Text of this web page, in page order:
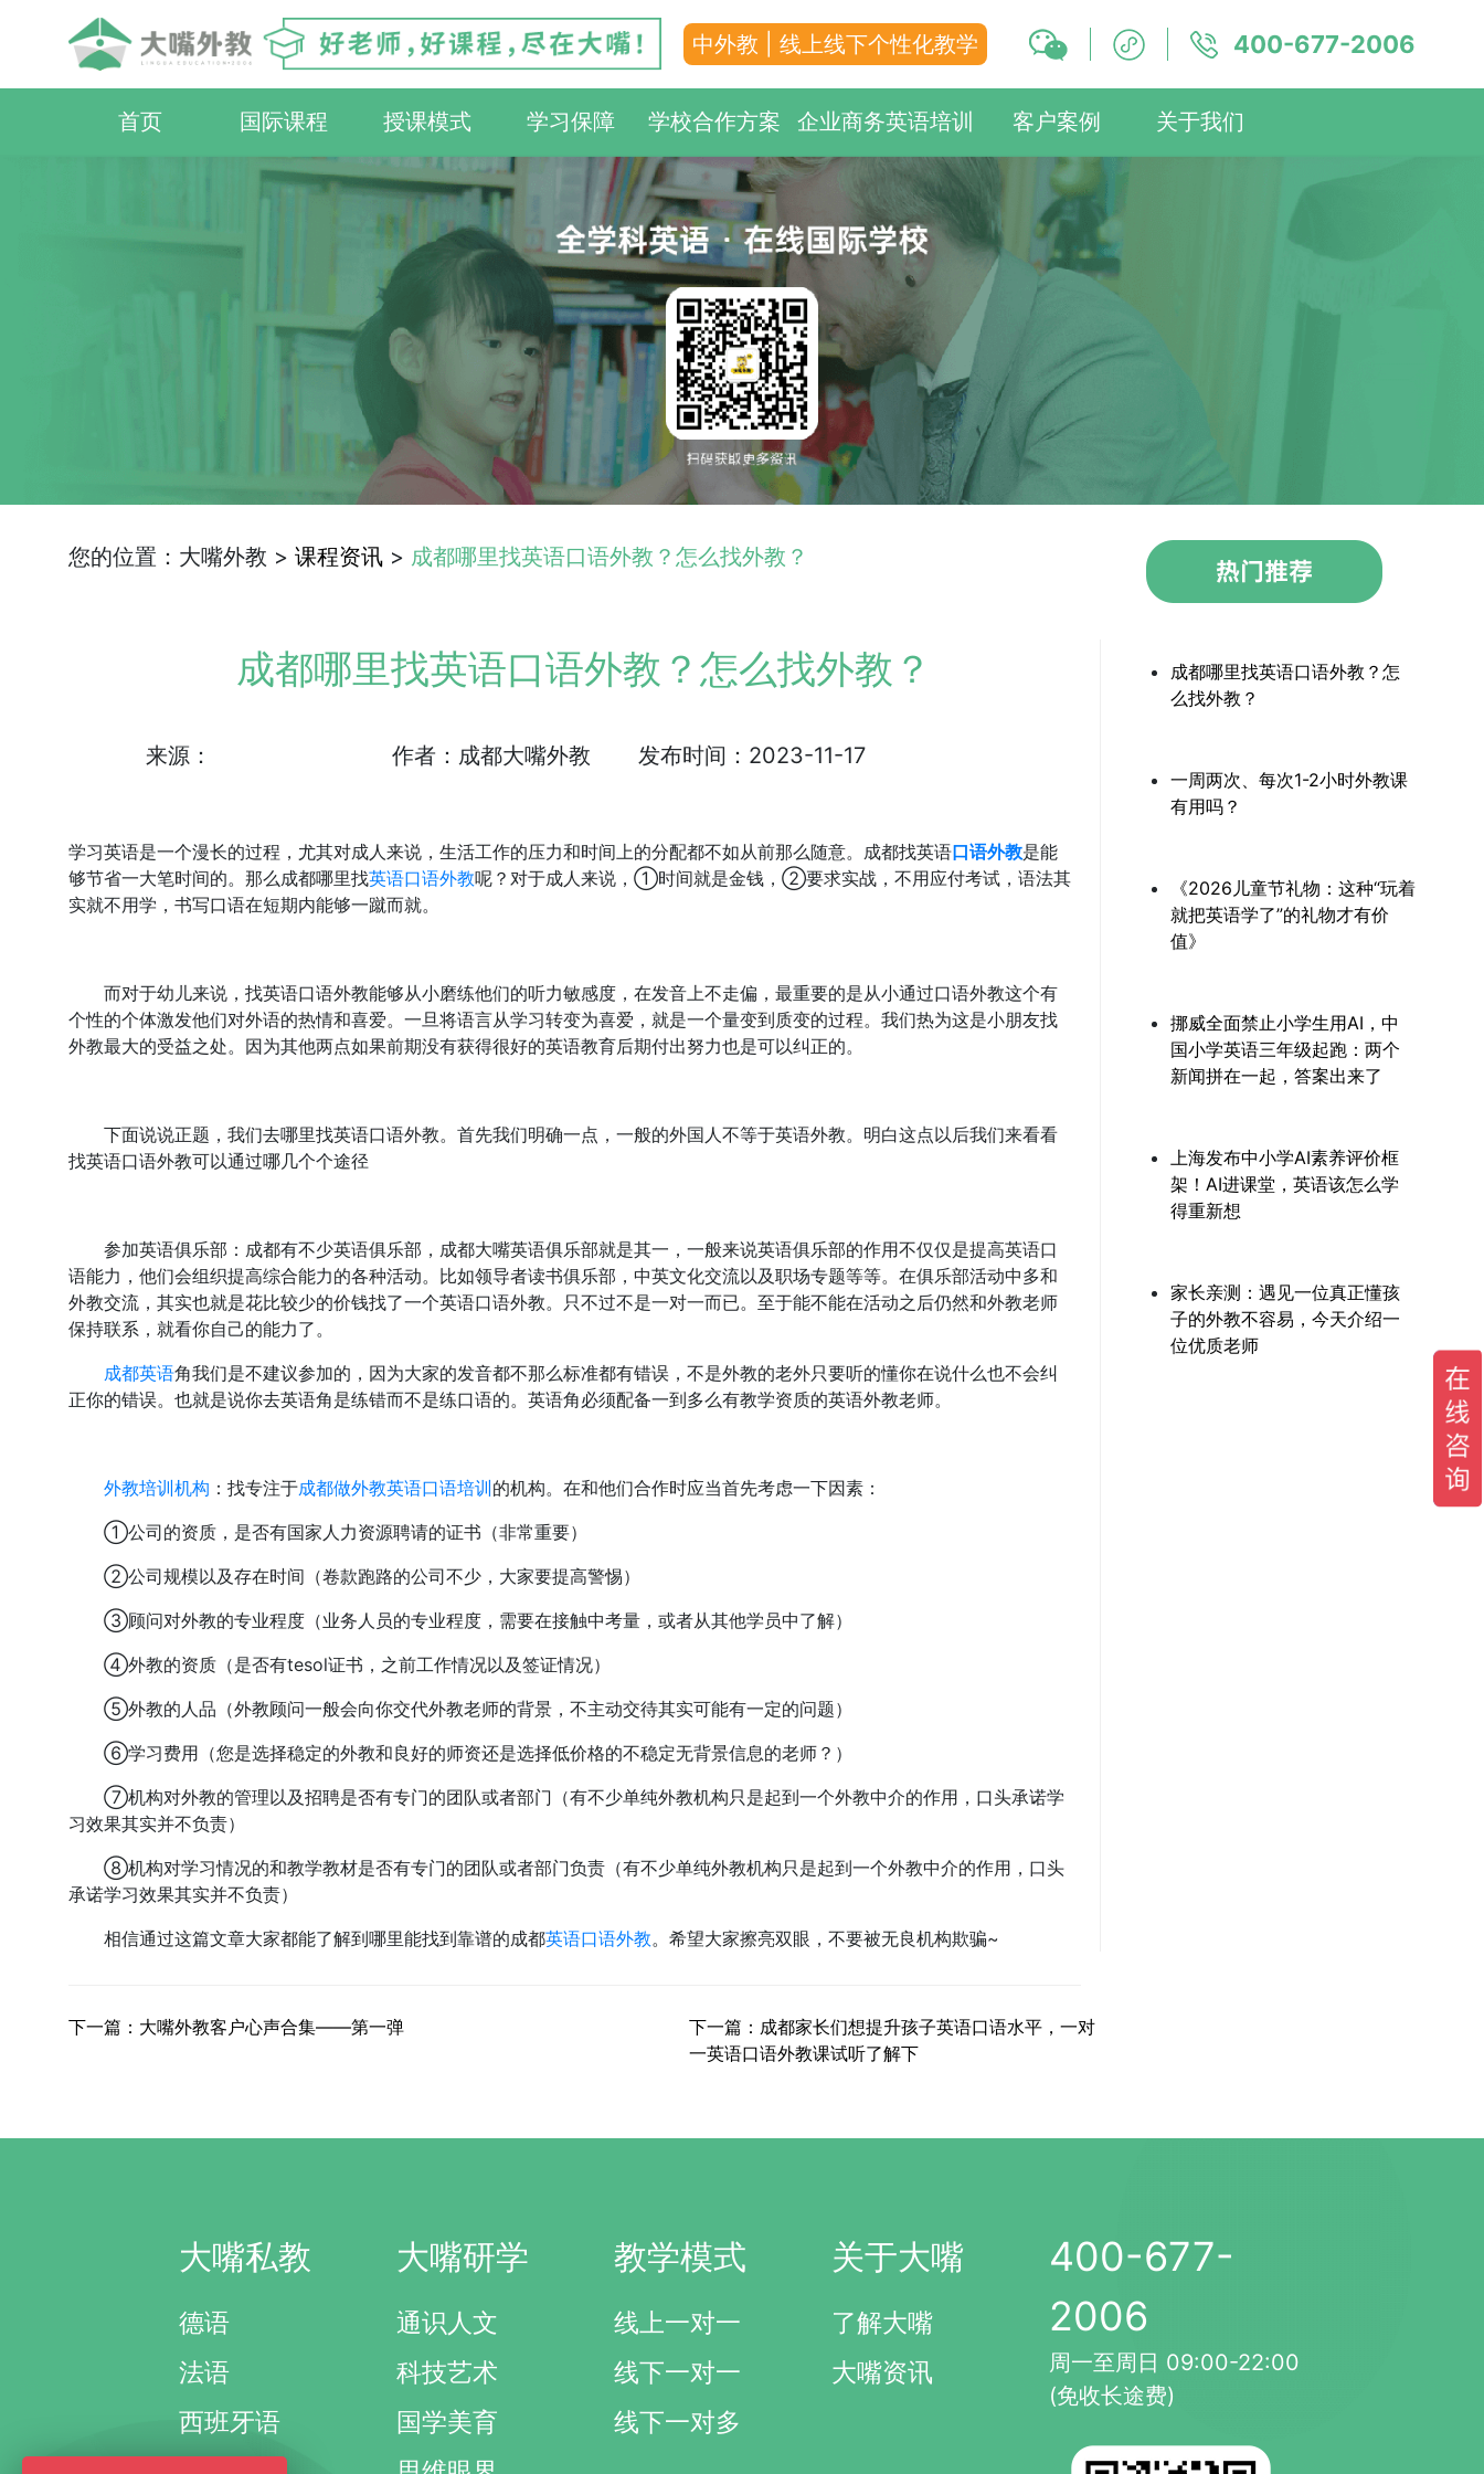
中外教 | 线上线下个性化教学 400-677-2006
首页 国际课程 授课模式 学习保障 学校合作方案 企业商务英语培训 客户案例 关于我们
您的位置：大嘴外教 > 课程资讯 > 成都哪里找英语口语外教？怎么找外教？
成都哪里找英语口语外教？怎么找外教？
来源： 作者：成都大嘴外教 发布时间：2023-11-17
学习英语是一个漫长的过程，尤其对成人来说，生活工作的压力和时间上的分配都不如从前那么随意。成都找英语口语外教是能
够节省一大笔时间的。那么成都哪里找英语口语外教呢？对于成人来说，①时间就是金钱，②要求实战，不用应付考试，语法其
实就不用学，书写口语在短期内能够一蹴而就。
而对于幼儿来说，找英语口语外教能够从小磨练他们的听力敏感度，在发音上不走偏，最重要的是从小通过口语外教这个有
个性的个体激发他们对外语的热情和喜爱。一旦将语言从学习转变为喜爱，就是一个量变到质变的过程。我们热为这是小朋友找
外教最大的受益之处。因为其他两点如果前期没有获得很好的英语教育后期付出努力也是可以纠正的。
下面说说正题，我们去哪里找英语口语外教。首先我们明确一点，一般的外国人不等于英语外教。明白这点以后我们来看看
找英语口语外教可以通过哪几个个途径
参加英语俱乐部：成都有不少英语俱乐部，成都大嘴英语俱乐部就是其一，一般来说英语俱乐部的作用不仅仅是提高英语口
语能力，他们会组织提高综合能力的各种活动。比如领导者读书俱乐部，中英文化交流以及职场专题等等。在俱乐部活动中多和
外教交流，其实也就是花比较少的价钱找了一个英语口语外教。只不过不是一对一而已。至于能不能在活动之后仍然和外教老师
保持联系，就看你自己的能力了。
成都英语角我们是不建议参加的，因为大家的发音都不那么标准都有错误，不是外教的老外只要听的懂你在说什么也不会纠
正你的错误。也就是说你去英语角是练错而不是练口语的。英语角必须配备一到多么有教学资质的英语外教老师。
外教培训机构 ：找专注于成都做外教英语口语培训 的机构。在和他们合作时应当首先考虑一下因素：
①公司的资质，是否有国家人力资源聘请的证书（非常重要）
②公司规模以及存在时间（卷款跑路的公司不少，大家要提高警惕）
③顾问对外教的专业程度（业务人员的专业程度，需要在接触中考量，或者从其他学员中了解）
④外教的资质（是否有tesol证书，之前工作情况以及签证情况）
⑤外教的人品（外教顾问一般会向你交代外教老师的背景，不主动交待其实可能有一定的问题）
⑥学习费用（您是选择稳定的外教和良好的师资还是选择低价格的不稳定无背景信息的老师？）
⑦机构对外教的管理以及招聘是否有专门的团队或者部门（有不少单纯外教机构只是起到一个外教中介的作用，口头承诺学
习效果其实并不负责）
⑧机构对学习情况的和教学教材是否有专门的团队或者部门负责（有不少单纯外教机构只是起到一个外教中介的作用，口头
承诺学习效果其实并不负责）
相信通过这篇文章大家都能了解到哪里能找到靠谱的成都英语口语外教。希望大家擦亮双眼，不要被无良机构欺骗~
下一篇：大嘴外教客户心声合集——第一弹
下一篇：成都家长们想提升孩子英语口语水平，一对
一英语口语外教课试听了解下
成都哪里找英语口语外教？怎
么找外教？
一周两次、每次1-2小时外教课
有用吗？
《2026儿童节礼物：这种“玩着
就把英语学了”的礼物才有价
值》
挪威全面禁止小学生用AI，中
国小学英语三年级起跑：两个
新闻拼在一起，答案出来了
上海发布中小学AI素养评价框
架！AI进课堂，英语该怎么学
得重新想
家长亲测：遇见一位真正懂孩
子的外教不容易，今天介绍一
位优质老师
大嘴私教
德语
法语
西班牙语
大嘴研学
通识人文
科技艺术
国学美育
教学模式
线上一对一
线下一对一
线下一对多
关于大嘴
了解大嘴
大嘴资讯
400-677-
2006
周一至周日 09:00-22:00
(免收长途费)